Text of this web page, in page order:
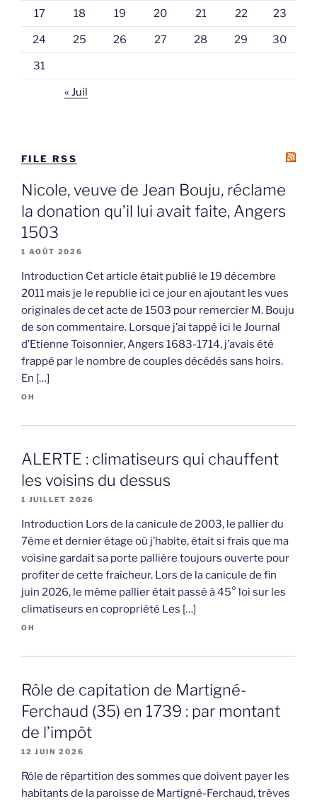
17 18 19 20 21 22 23
24 25 26 27 28 29 30
31
« Juil
FILE RSS
Nicole, veuve de Jean Bouju, réclame
la donation qu’il lui avait faite, Angers
1503
1 AOÛT 2026
Introduction Cet article était publié le 19 décembre
2011 mais je le republie ici ce jour en ajoutant les vues
originales de cet acte de 1503 pour remercier M. Bouju
de son commentaire. Lorsque j’ai tappé ici le Journal
d’Etienne Toisonnier, Angers 1683-1714, j’avais été
frappé par le nombre de couples décédés sans hoirs.
En […]
OH
ALERTE : climatiseurs qui chauffent
les voisins du dessus
1 JUILLET 2026
Introduction Lors de la canicule de 2003, le pallier du
7ème et dernier étage où j’habite, était si frais que ma
voisine gardait sa porte pallière toujours ouverte pour
profiter de cette fraîcheur. Lors de la canicule de fin
juin 2026, le même pallier était passé à 45° loi sur les
climatiseurs en copropriété Les […]
OH
Rôle de capitation de Martigné-
Ferchaud (35) en 1739 : par montant
de l’impôt
12 JUIN 2026
Rôle de répartition des sommes que doivent payer les
habitants de la paroisse de Martigné-Ferchaud, trèves